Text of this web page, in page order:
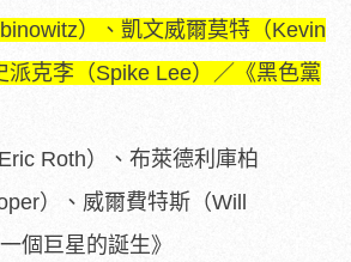
）、凱文威爾莫特（Kevin
派克李（Spike Lee）／《黑色黨
Roth）、布萊德利庫柏
）、威爾費特斯（Will
個巨星的誕生》